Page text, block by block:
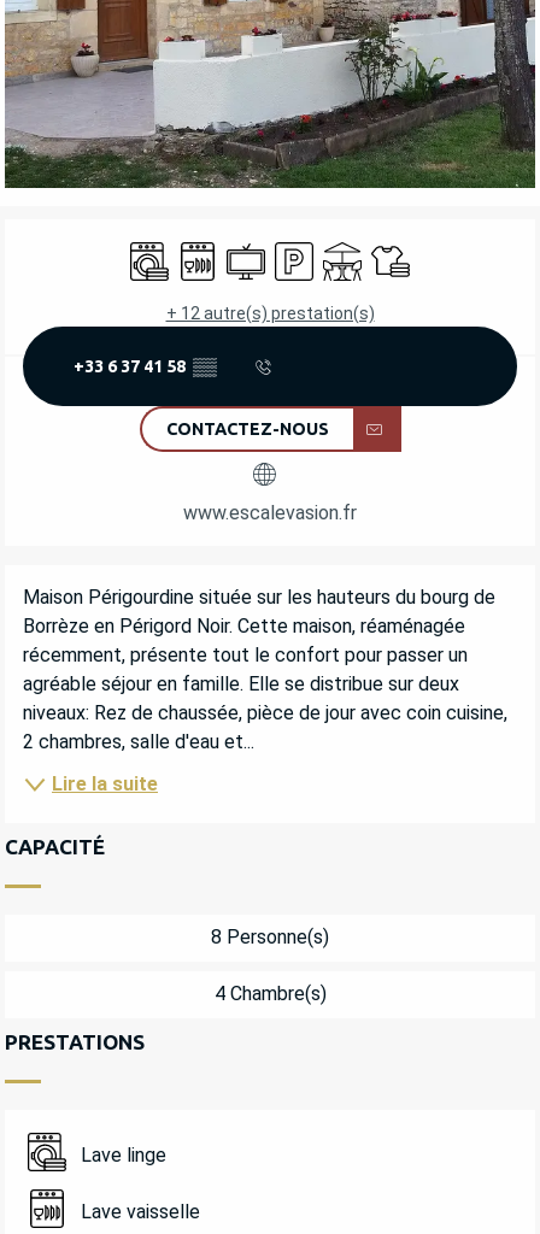
OUVERTURE ET COORDONNÉES
Lave lingeLave vaisselle
TélévisionParkingTerrasseDraps et linge
+ 12 autre(s) prestation(s)
+33 6 37 41 58 ▒▒
CONTACTEZ-NOUS
www.escalevasion.fr
DESCRIPTION
Maison Périgourdine située sur les hauteurs du bourg de
Borrèze en Périgord Noir. Cette maison, réaménagée
récemment, présente tout le confort pour passer un
agréable séjour en famille. Elle se distribue sur deux
niveaux: Rez de chaussée, pièce de jour avec coin cuisine,
2 chambres, salle d'eau et...
Lire la suite
CAPACITÉ
8 Personne(s)
4 Chambre(s)
PRESTATIONS
Lave linge
Lave vaisselle